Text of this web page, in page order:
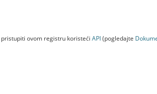
ovom registru koristeći API(pogledajte